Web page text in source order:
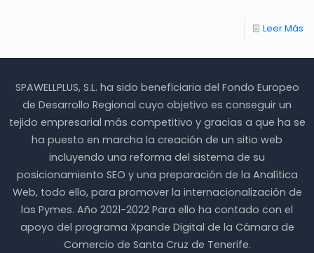
Leer Más
SPAWELLPLUS, S.L. ha sido beneficiaria del Fondo Europeo
de Desarrollo Regional cuyo objetivo es conseguir un
tejido empresarial más competitivo y gracias a que ha se
ha puesto en marcha la creación de un sitio web
incluyendo una reforma del sistema de su
posicionamiento SEO y una preparación de la Analítica
Web, todo ello, para promover la internacionalización de
las Pymes. Año 2021-2022 Para ello ha contado con el
apoyo del programa Xpande Digital de la Cámara de
Comercio de Santa Cruz de Tenerife.